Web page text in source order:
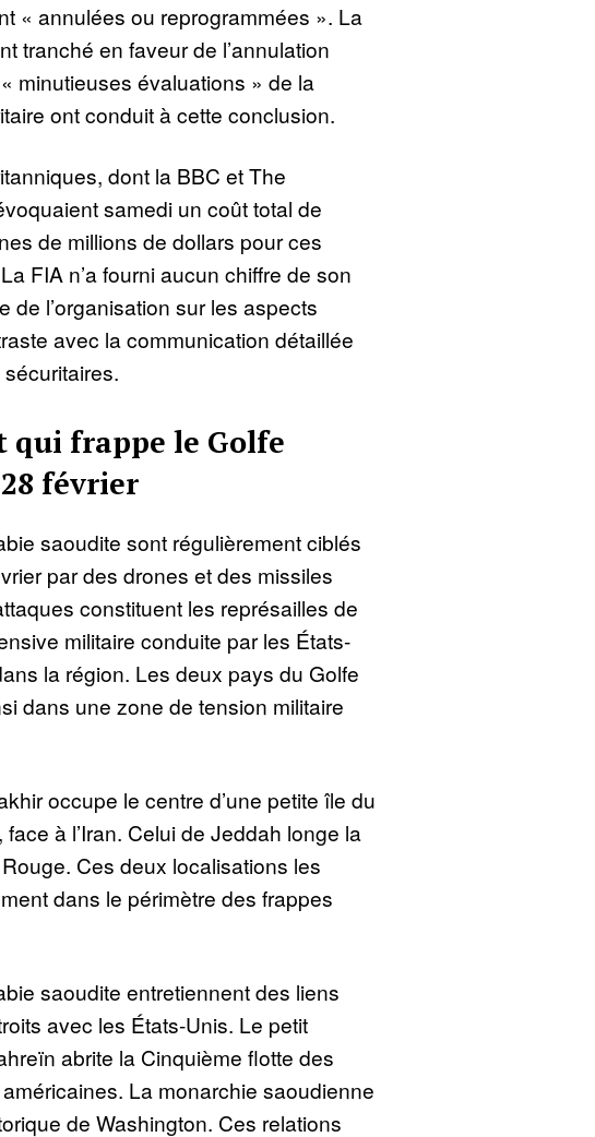
« annulées ou reprogrammées ». La
tranché en faveur de l’annulation
minutieuses évaluations » de la
ont conduit à cette conclusion.
dont la BBC et The
samedi un coût total de
de millions de dollars pour ces
FIA n’a fourni aucun chiffre de son
de l’organisation sur les aspects
avec la communication détaillée
qui frappe le Golfe
février
saoudite sont régulièrement ciblés
par des drones et des missiles
constituent les représailles de
militaire conduite par les États-
la région. Les deux pays du Golfe
dans une zone de tension militaire
occupe le centre d’une petite île du
à l’Iran. Celui de Jeddah longe la
Ces deux localisations les
dans le périmètre des frappes
saoudite entretiennent des liens
avec les États-Unis. Le petit
abrite la Cinquième flotte des
La monarchie saoudienne
de Washington. Ces relations